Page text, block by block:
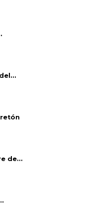
de...